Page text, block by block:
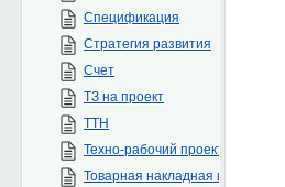
Спецификация
Стратегия развития
Счет
ТЗ на проект
ТТН
Техно-рабочий проект
Товарная накладная поставщика